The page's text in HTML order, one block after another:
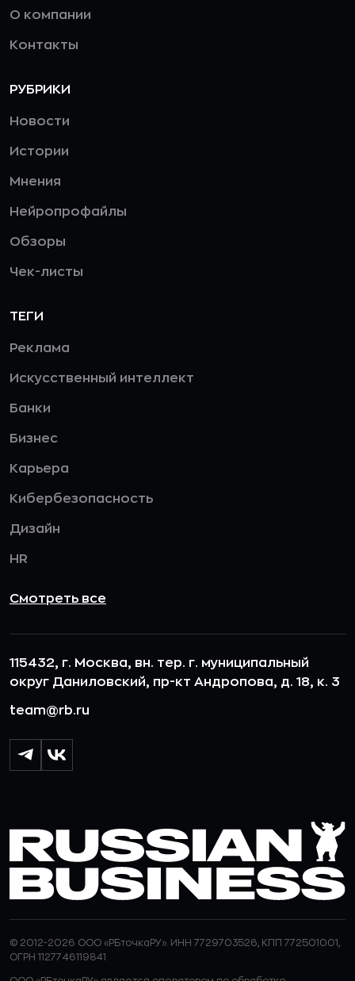
О компании
Контакты
РУБРИКИ
Новости
Истории
Мнения
Нейропрофайлы
Обзоры
Чек-листы
ТЕГИ
Реклама
Искусственный интеллект
Банки
Бизнес
Карьера
Кибербезопасность
Дизайн
HR
Смотреть все
115432, г. Москва, вн. тер. г. муниципальный
округ Даниловский, пр-кт Андропова, д. 18, к. 3
team@rb.ru
© 2012-2026 ООО «РБточкаРУ». ИНН 7729703526, КПП 772501001,
ОГРН 1127746119841